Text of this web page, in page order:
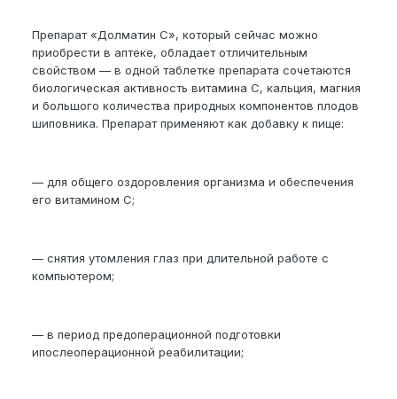
Препарат «Долматин С», который сейчас можно
приобрести в аптеке, обладает отличительным
свойством — в одной таблетке препарата сочетаются
биологическая активность витамина С, кальция, магния
и большого количества природных компонентов плодов
шиповника. Препарат применяют как добавку к пище:
— для общего оздоровления организма и обеспечения
его витамином С;
— снятия утомления глаз при длительной работе с
компьютером;
— в период предоперационной подготовки
ипослеоперационной реабилитации;